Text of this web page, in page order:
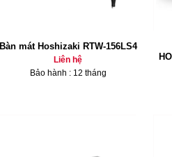
Bàn mát Hoshizaki RTW-156LS4
Liên hệ
Bảo hành : 12 tháng